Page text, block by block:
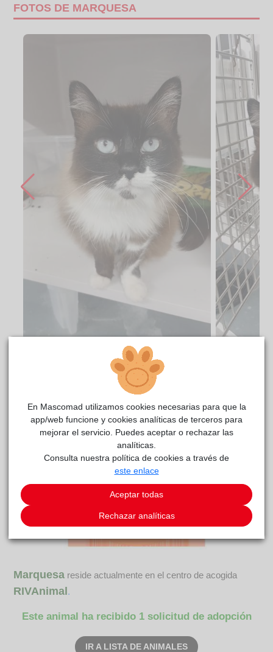
FOTOS DE MARQUESA
CENTRO DE ACOGIDA
Marquesa reside actualmente en el centro de acogida
RIVAnimal.
Este animal ha recibido 1 solicitud de adopción
IR A LISTA DE ANIMALES
En Mascomad utilizamos cookies necesarias para que la
app/web funcione y cookies analíticas de terceros para
mejorar el servicio. Puedes aceptar o rechazar las
analíticas.
Consulta nuestra política de cookies a través de
este enlace
Aceptar todas
Rechazar analíticas